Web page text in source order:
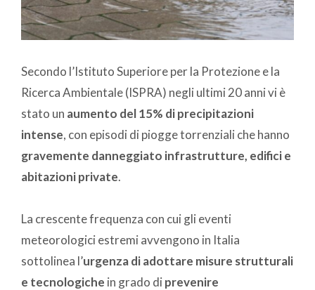
Secondo l’Istituto Superiore per la Protezione e la
Ricerca Ambientale (ISPRA) negli ultimi 20 anni vi è
stato un aumento del 15% di precipitazioni
intense, con episodi di piogge torrenziali che hanno
gravemente danneggiato infrastrutture, edifici e
abitazioni private.
La crescente frequenza con cui gli eventi
meteorologici estremi avvengono in Italia
sottolinea l’urgenza di adottare misure strutturali
e tecnologiche in grado di prevenire